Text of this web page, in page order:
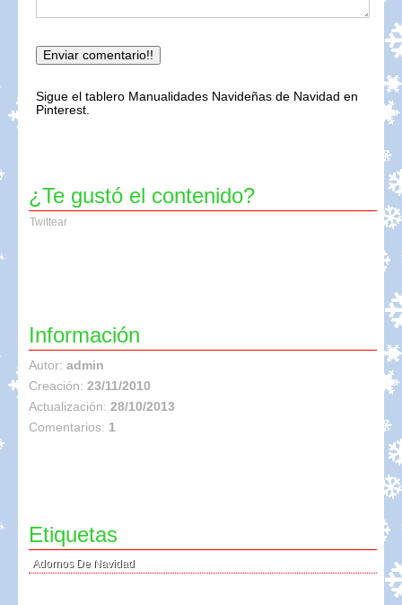
Sigue el tablero Manualidades Navideñas de Navidad en
Pinterest.
¿Te gustó el contenido?
Twittear
Información
Autor: admin
Creación: 23/11/2010
Actualización: 28/10/2013
Comentarios: 1
Etiquetas
Adornos De Navidad